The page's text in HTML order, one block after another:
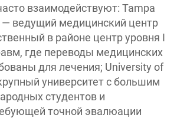
взаимодействуют: Tampa
— ведущий медицинский центр
в районе центр уровня I
где переводы медицинских
для лечения; University of
университет с большим
студентов и
точной эвалюации